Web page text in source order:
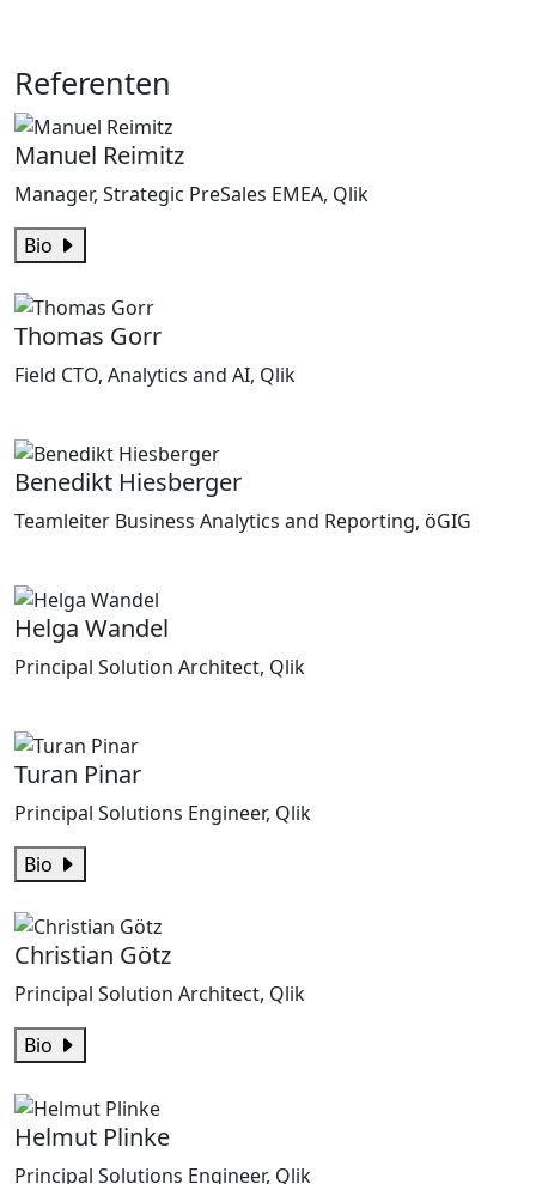
Referenten
Manuel Reimitz
Manager, Strategic PreSales EMEA, Qlik
Bio
Thomas Gorr
Field CTO, Analytics and AI, Qlik
Benedikt Hiesberger
Teamleiter Business Analytics and Reporting, öGIG
Helga Wandel
Principal Solution Architect, Qlik
Turan Pinar
Principal Solutions Engineer, Qlik
Bio
Christian Götz
Principal Solution Architect, Qlik
Bio
Helmut Plinke
Principal Solutions Engineer, Qlik